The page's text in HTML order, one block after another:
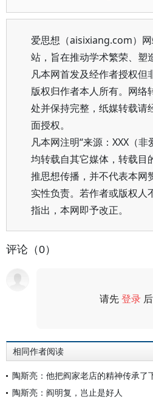
爱思想（aisixiang.com）
站，旨在推动学术繁荣、塑
凡本网首发及经作者授权但
版权归作者本人所有。网络
处并保持完整，纸媒转载请
面授权。
凡本网注明“来源：XXX（非
均转载自其它媒体，转载目
推思想传播，并不代表本网
实性负责。若作者或版权人
指出，本网即予改正。
评论（0）
请先登录
相同作者阅读
陶斯亮：他把阎家老店的精神传承了
陶斯亮：阎明复，岂止是好人